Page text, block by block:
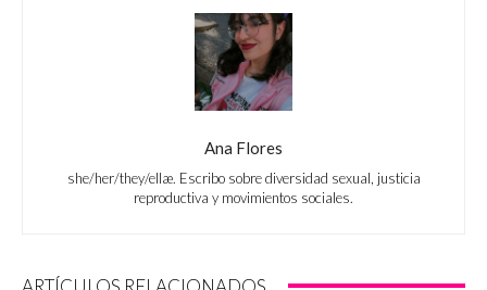
Ana Flores
she/her/they/ellæ. Escribo sobre diversidad sexual, justicia
reproductiva y movimientos sociales.